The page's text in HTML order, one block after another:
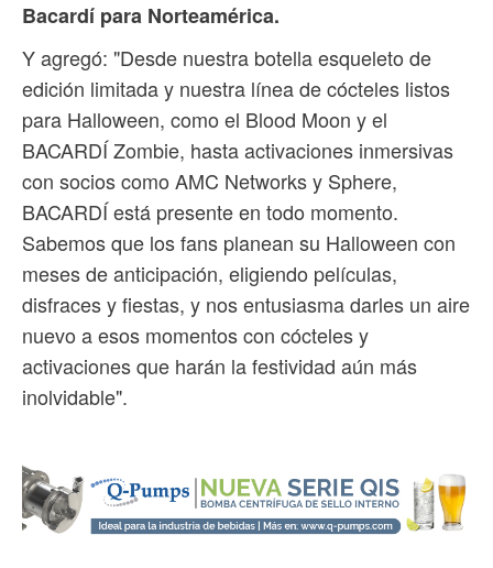
Bacardí para Norteamérica.
Y agregó: "Desde nuestra botella esqueleto de
edición limitada y nuestra línea de cócteles listos
para Halloween, como el Blood Moon y el
BACARDÍ Zombie, hasta activaciones inmersivas
con socios como AMC Networks y Sphere,
BACARDÍ está presente en todo momento.
Sabemos que los fans planean su Halloween con
meses de anticipación, eligiendo películas,
disfraces y fiestas, y nos entusiasma darles un aire
nuevo a esos momentos con cócteles y
activaciones que harán la festividad aún más
inolvidable".